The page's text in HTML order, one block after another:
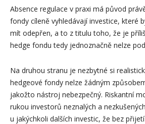
Absence regulace v praxi má původ
fondy cíleně vyhledávají investice, které
mít odepřen, a to z titulu toho, že je
hedge fondu tedy jednoznačně nelze
Na druhou stranu je nezbytné si
hedgeové fondy nelze žádným
jakožto nástroj nebezpečný. Riskantní
rukou investorů neznalých a
u jakýchkoli dalších investic, že bez